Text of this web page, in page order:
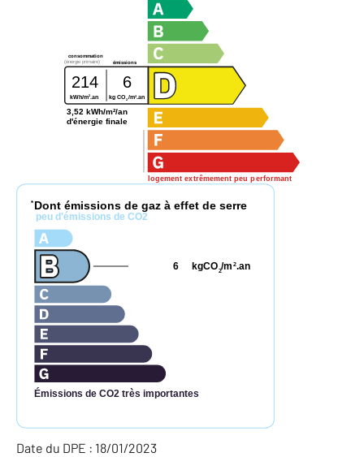
logement extrêmement peu performant
consommation
émissions
(énergie primaire)
214 6
kWh/m2.an kg CO2 /m2 .an
3,52 kWh/m²/an
d'énergie finale
* Dont émissions de gaz à effet de serre
peu d'émissions de CO2
Émissions de CO2 très importantes
kgCO2/m 2.an
6
Date du DPE : 18/01/2023